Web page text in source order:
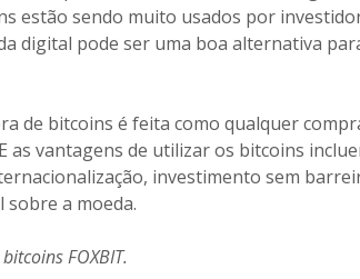
estão sendo muito usados por
digital pode ser uma boa alternativa
de bitcoins é feita como qualquer
as vantagens de utilizar os bitcoins
investimento sem
a moeda.
FOXBIT.